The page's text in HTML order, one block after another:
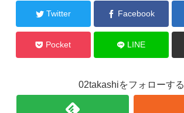
Twitter Facebook
Pocket LINE
02takashiをフォローする